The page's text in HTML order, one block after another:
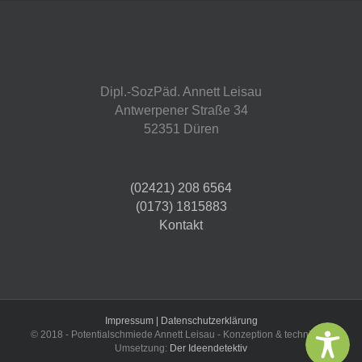
Dipl.-SozPäd. Annett Leisau
Antwerpener Straße 34
52351 Düren
(02421) 208 6564
(0173) 1815883
Kontakt
Impressum |
Datenschutzerklärung
© 2018 - Potentialschmiede Annett Leisau - Konzeption & technische
Umsetzung: Der Ideendetektiv